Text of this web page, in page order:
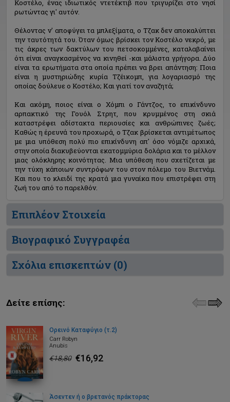
Κοστέλο, ένας ιδιωτικός ντετέκτιβ που τριγυρίζει στο νησί
ρωτώντας γι' αυτόν.
Θέλοντας ν' αποφύγει τα μπλεξίματα, ο Τζακ δεν αποκαλύπτει
την ταυτότητά του. Όταν όμως βρίσκει τον Κοστέλο νεκρό, με
τις άκρες των δακτύλων του πετσοκομμένες, καταλαβαίνει
ότι είναι αναγκασμένος να κινηθεί -και μάλιστα γρήγορα. Δύο
είναι τα ερωτήματα στα οποία πρέπει να βρει απάντηση: Ποια
είναι η μυστηριώδης κυρία Τζέικομπ, για λογαριασμό της
οποίας δούλευε ο Κοστέλο; Και γιατί τον αναζητά;
Και ακόμη, ποιος είναι ο Χόμπι ο Γάντζος, το επικίνδυνο
αρπακτικό της Γουόλ Στρητ, που κρυμμένος στη σκιά
καταστρέφει αδίστακτα περιουσίες και ανθρώπινες ζωές;
Καθώς η έρευνά του προχωρά, ο Τζακ βρίσκεται αντιμέτωπος
με μια υπόθεση πολύ πιο επικίνδυνη απ' όσο νόμιζε αρχικά,
στην οποία διακυβεύονται εκατομμύρια δολάρια και το μέλλον
μιας ολόκληρης κοινότητας. Μια υπόθεση που σχετίζεται με
την τύχη κάποιων συντρόφων του στον πόλεμο του Βιετνάμ.
Και που το κλειδί της κρατά μια γυναίκα που επιστρέφει στη
ζωή του από το παρελθόν.
Επιπλέον Στοιχεία
Βιογραφικό Συγγραφέα
Σχόλια επισκεπτών (0)
Δείτε επίσης:
Ορεινό Καταφύγιο (τ.2)
Carr Robyn
Anubis
€18,80 €16,92
Άσεντεν ή ο βρετανός πράκτορας